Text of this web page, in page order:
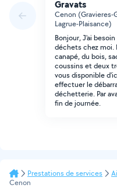
Gravats
Cenon (Gravieres-
Lagrue-Plaisance)
Bonjour, J'ai
déchets chez
canapé, du bois,
coussins et deux
vous disponible
effectuer le
déchetterie. Par
fin de journée.
Prestations de services
Cenon